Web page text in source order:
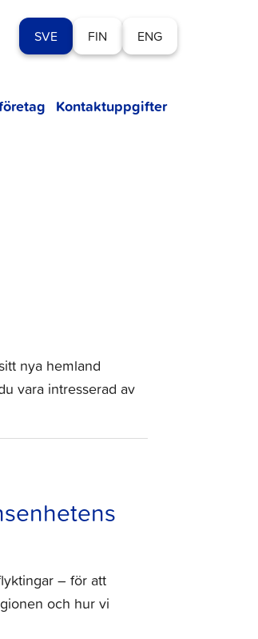
SVE FIN ENG
Kontaktuppgifter
nya hemland
vara intresserad av
– för att
och hur vi